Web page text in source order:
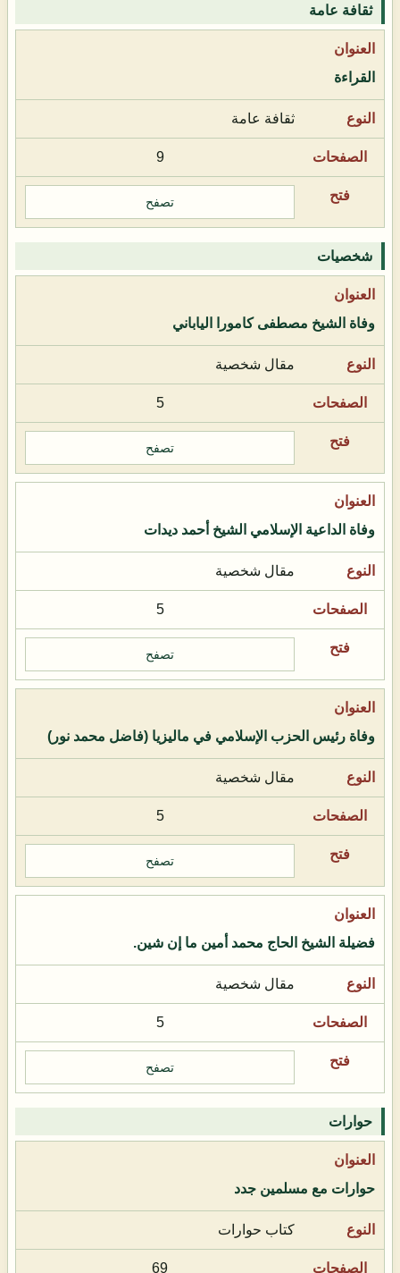
ثقافة عامة
القراءة
ثقافة عامة
9
تصفح
شخصيات
وفاة الشيخ مصطفى كامورا الياباني
مقال شخصية
5
تصفح
وفاة الداعية الإسلامي الشيخ أحمد ديدات
مقال شخصية
5
تصفح
وفاة رئيس الحزب الإسلامي في ماليزيا (فاضل محمد نور)
مقال شخصية
5
تصفح
فضيلة الشيخ الحاج محمد أمين ما إن شين.
مقال شخصية
5
تصفح
حوارات
حوارات مع مسلمين جدد
كتاب حوارات
69